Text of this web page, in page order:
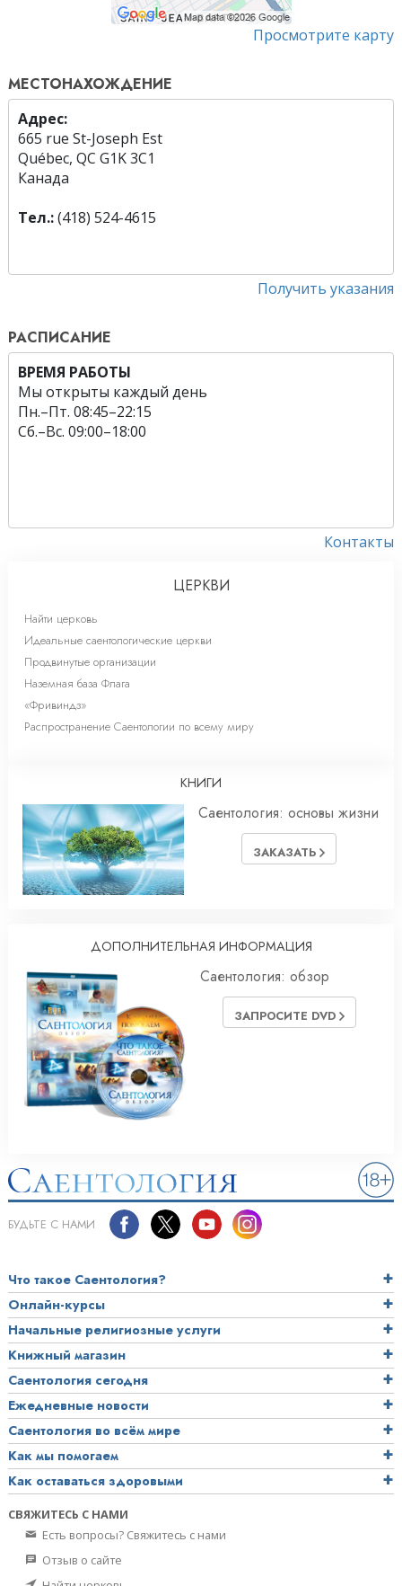
Просмотрите карту
МЕСТОНАХОЖДЕНИЕ
Адрес:
665 rue St-Joseph Est
Québec, QC G1K 3C1
Канада
Тел.:(418) 524-4615
Получить указания
РАСПИСАНИЕ
ВРЕМЯ РАБОТЫ
Мы открыты каждый день
Пн.–Пт. 08:45–22:15
Сб.–Вс. 09:00–18:00
Контакты
ЦЕРКВИ
Найти церковь
Идеальные саентологические церкви
Продвинутые организации
Наземная база Флага
«Фривиндз»
Распространение Саентологии по всему миру
КНИГИ
Саентология: основы жизни
ЗАКАЗАТЬ
ДОПОЛНИТЕЛЬНАЯ ИНФОРМАЦИЯ
Саентология: обзор
ЗАПРОСИТЕ DVD
БУДЬТЕ С НАМИ
Что такое Саентология?
Онлайн-курсы
Начальные религиозные услуги
Книжный магазин
Саентология сегодня
Ежедневные новости
Саентология во всём мире
Как мы помогаем
Как оставаться здоровыми
СВЯЖИТЕСЬ С НАМИ
Есть вопросы? Свяжитесь с нами
Отзыв о сайте